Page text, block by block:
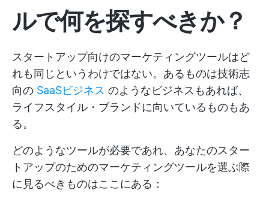
ルで何を探すべきか？
スタートアップ向けのマーケティングツールはど
れも同じというわけではない。あるものは技術志
向の SaaSビジネス のようなビジネスもあれば、
ライフスタイル・ブランドに向いているものもあ
る。
どのようなツールが必要であれ、あなたのスター
トアップのためのマーケティングツールを選ぶ際
に見るべきものはここにある：